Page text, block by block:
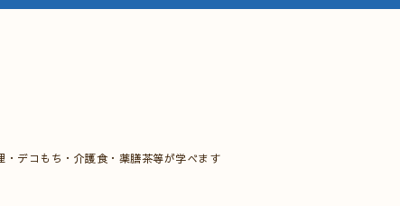
デコもち・介護食・薬膳茶等が学べます